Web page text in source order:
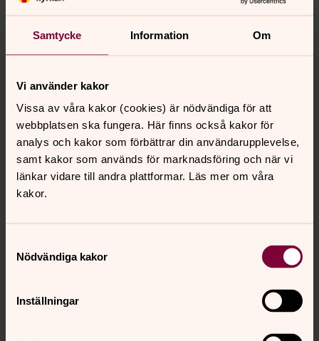
Samtycke Information Om
Vi använder kakor
Vissa av våra kakor (cookies) är nödvändiga för att
webbplatsen ska fungera. Här finns också kakor för
analys och kakor som förbättrar din användarupplevelse,
samt kakor som används för marknadsföring och när vi
länkar vidare till andra plattformar. Läs mer om våra
kakor.
Nödvändiga kakor
Inställningar
Kontakt
Kalender
Sociala kanaler